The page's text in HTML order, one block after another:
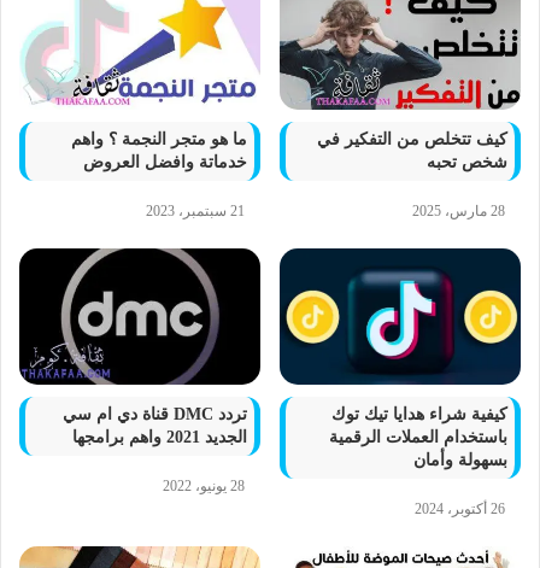
كيف تتخلص من التفكير في
شخص تحبه
28 مارس، 2025
ما هو متجر النجمة ؟ واهم
خدماتة وافضل العروض
21 سبتمبر، 2023
كيفية شراء هدايا تيك توك
باستخدام العملات الرقمية
بسهولة وأمان
26 أكتوبر، 2024
تردد DMC قناة دي ام سي
الجديد 2021 واهم برامجها
28 يونيو، 2022